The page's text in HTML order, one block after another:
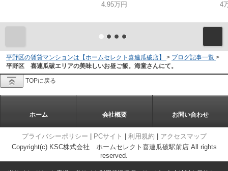
4.95万円
4
平野区の賃貸マンションは【ホームセレクト喜連瓜破店】 > ブログ記事一覧 >
平野区 喜連瓜破エリアの美味しいお昼ご飯。海童さんにて。
TOPに戻る
ホーム 会社概要 お問い合わせ
プライバシーポリシー PCサイト 利用規約
アクセスマップ
Copyright(c) KSC株式会社 ホームセレクト喜連瓜破駅前店 All rights
reserved.